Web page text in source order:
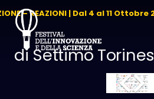
– REAZIONI | Dal 4 al 11
di Settimo